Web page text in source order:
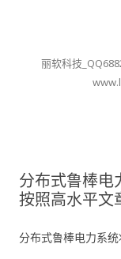
丽软科技
分布式鲁棒电
按照高水平文
分布式鲁棒电力系